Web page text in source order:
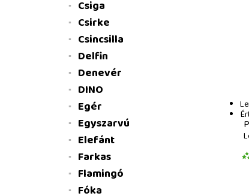
Csiga
Csirke
Csincsilla
Delfin
Denevér
DINO
Egér
Egyszarvú
Elefánt
Farkas
Flamingó
Fóka